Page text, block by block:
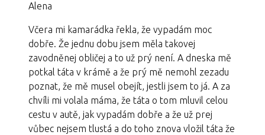
Alena
Včera mi kamarádka řekla, že vypadám moc
dobře. Že jednu dobu jsem měla takovej
zavodněnej obličej a to už prý není. A dneska mě
potkal táta v krámě a že prý mě nemohl zezadu
poznat, že mě musel obejít, jestli jsem to já. A za
chvíli mi volala máma, že táta o tom mluvil celou
cestu v autě, jak vypadám dobře a že už prej
vůbec nejsem tlustá a do toho znova vložil táta že